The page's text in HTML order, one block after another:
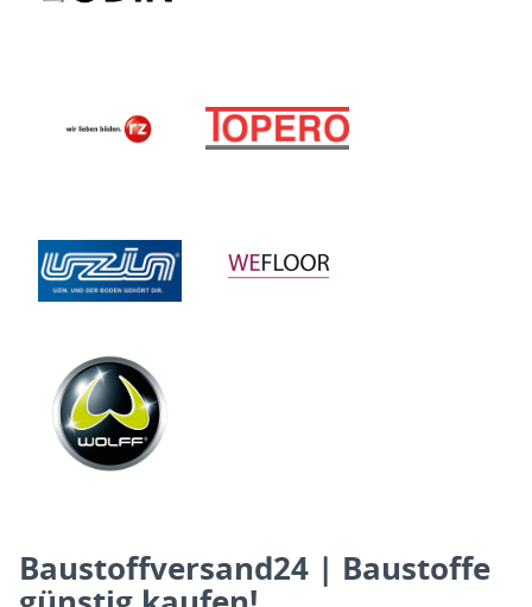
Baustoffversand24 | Baustoffe